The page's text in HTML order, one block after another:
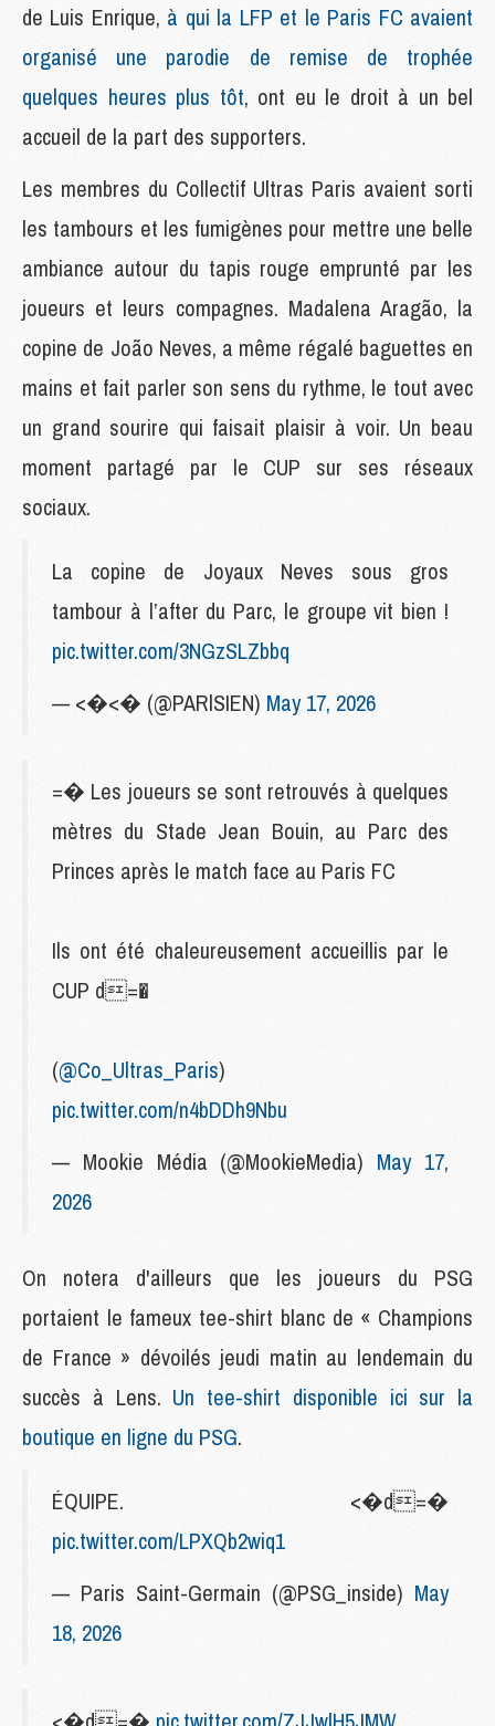
de Luis Enrique, à qui la LFP et le Paris FC avaient
organisé une parodie de remise de trophée
quelques heures plus tôt, ont eu le droit à un bel
accueil de la part des supporters.
Les membres du Collectif Ultras Paris avaient sorti
les tambours et les fumigènes pour mettre une belle
ambiance autour du tapis rouge emprunté par les
joueurs et leurs compagnes. Madalena Aragão, la
copine de João Neves, a même régalé baguettes en
mains et fait parler son sens du rythme, le tout avec
un grand sourire qui faisait plaisir à voir. Un beau
moment partagé par le CUP sur ses réseaux
sociaux.
La copine de Joyaux Neves sous gros
tambour à l’after du Parc, le groupe vit bien !
pic.twitter.com/3NGzSLZbbq
— <�<� (@PARlSIEN) May 17, 2026
=� Les joueurs se sont retrouvés à quelques
mètres du Stade Jean Bouin, au Parc des
Princes après le match face au Paris FC
Ils ont été chaleureusement accueillis par le
CUP d=�
(@Co_Ultras_Paris)
pic.twitter.com/n4bDDh9Nbu
— Mookie Média (@MookieMedia) May 17,
2026
On notera d'ailleurs que les joueurs du PSG
portaient le fameux tee-shirt blanc de « Champions
de France » dévoilés jeudi matin au lendemain du
succès à Lens. Un tee-shirt disponible ici sur la
boutique en ligne du PSG.
ÉQUIPE. <�d=�
pic.twitter.com/LPXQb2wiq1
— Paris Saint-Germain (@PSG_inside) May
18, 2026